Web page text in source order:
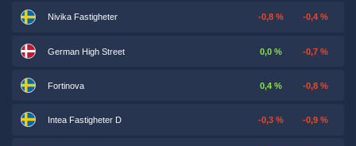
Nivika Fastigheter -0,8 % -0,4 %
German High Street 0,0 % -0,7 %
Fortinova 0,4 % -0,8 %
Intea Fastigheter D -0,3 % -0,9 %